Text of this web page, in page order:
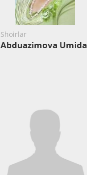
Shoirlar
Abduazimova Umida